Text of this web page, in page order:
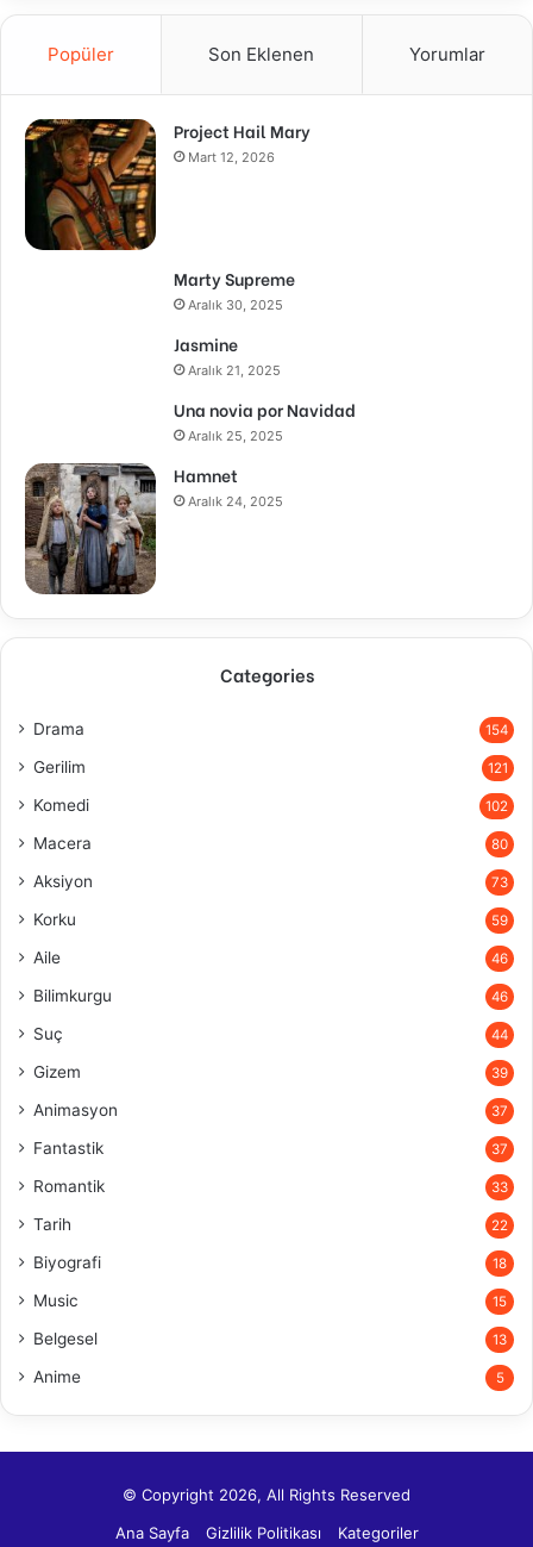
Popüler Son Eklenen Yorumlar
Project Hail Mary
Mart 12, 2026
Marty Supreme
Aralık 30, 2025
Jasmine
Aralık 21, 2025
Una novia por Navidad
Aralık 25, 2025
Hamnet
Aralık 24, 2025
Categories
Drama 154
Gerilim 121
Komedi 102
Macera 80
Aksiyon 73
Korku 59
Aile 46
Bilimkurgu 46
Suç 44
Gizem 39
Animasyon 37
Fantastik 37
Romantik 33
Tarih 22
Biyografi 18
Music 15
Belgesel 13
Anime 5
© Copyright 2026, All Rights Reserved
Ana Sayfa
Gizlilik Politikası Kategoriler